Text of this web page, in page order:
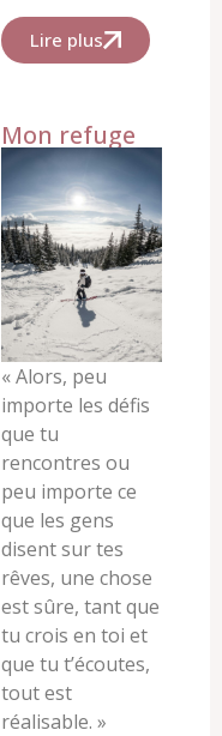
Lire plus
Mon refuge
«Alors, peu
importe les défis
que tu
rencontres ou
peu importe ce
que les gens
disent sur tes
rêves, une chose
est sûre, tant que
tu crois en toi et
que tu t’écoutes,
tout est
réalisable. »